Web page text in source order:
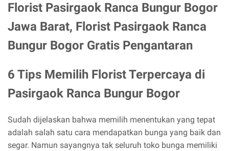
Florist Pasirgaok Ranca Bungur Bogor
Jawa Barat, Florist Pasirgaok Ranca
Bungur Bogor Gratis Pengantaran
6 Tips Memilih Florist Terpercaya di
Pasirgaok Ranca Bungur Bogor
Sudah dijelaskan bahwa memilih menentukan yang tepat
adalah salah satu cara mendapatkan bunga yang baik dan
segar. Namun sayangnya tak seluruh toko bunga memiliki